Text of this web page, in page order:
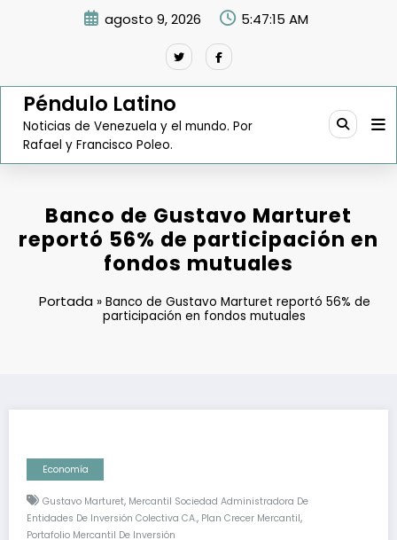
agosto 9, 2026 5:47:16 AM
Péndulo Latino
Noticias de Venezuela y el mundo. Por
Rafael y Francisco Poleo.
Banco de Gustavo Marturet
reportó 56% de participación en
fondos mutuales
Portada» Banco de Gustavo Marturet reportó 56% de
participación en fondos mutuales
Economía
Gustavo Marturet, Mercantil Sociedad Administradora De
Entidades De Inversión Colectiva CA., Plan Crecer Mercantil,
Portafolio Mercantil De Inversión